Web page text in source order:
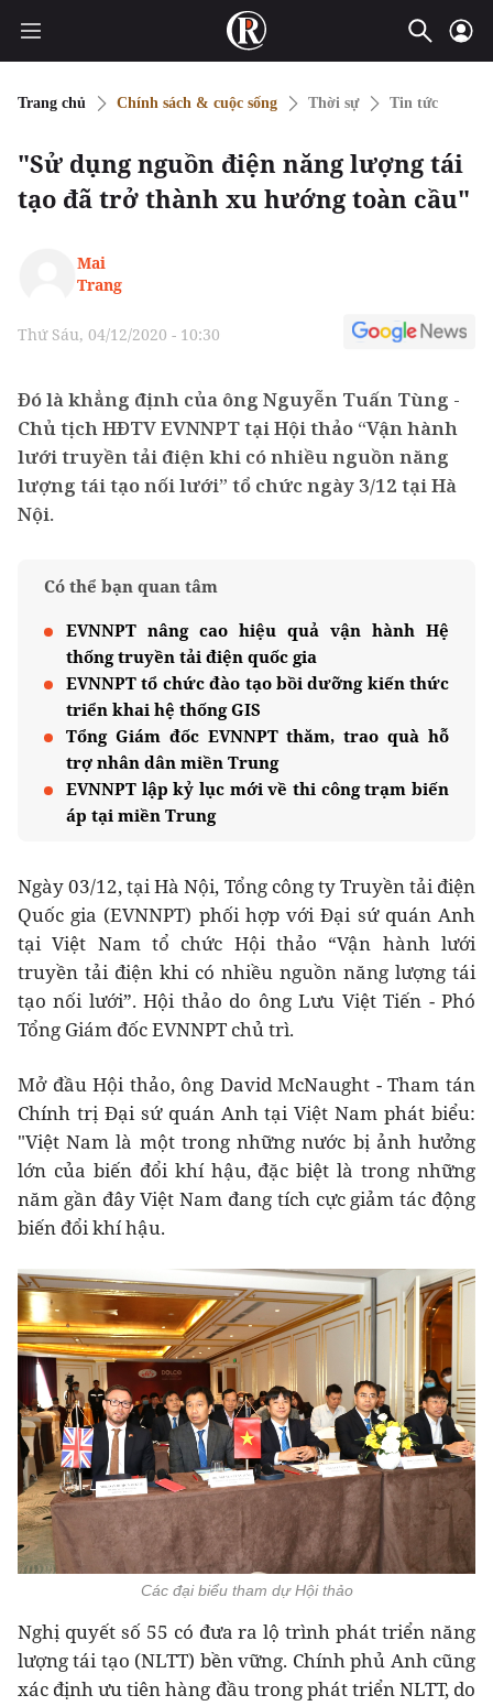
Trang chủ Chính sách & cuộc sống Thời sự Tin tức
"Sử dụng nguồn điện năng lượng tái
tạo đã trở thành xu hướng toàn cầu"
Mai
Trang
Thứ Sáu, 04/12/2020 - 10:30
Đó là khẳng định của ông Nguyễn Tuấn Tùng -
Chủ tịch HĐTV EVNNPT tại Hội thảo “Vận hành
lưới truyền tải điện khi có nhiều nguồn năng
lượng tái tạo nối lưới” tổ chức ngày 3/12 tại Hà
Nội.
Có thể bạn quan tâm
EVNNPT nâng cao hiệu quả vận hành Hệ
thống truyền tải điện quốc gia
EVNNPT tổ chức đào tạo bồi dưỡng kiến thức
triển khai hệ thống GIS
Tổng Giám đốc EVNNPT thăm, trao quà hỗ
trợ nhân dân miền Trung
EVNNPT lập kỷ lục mới về thi công trạm biến
áp tại miền Trung
Ngày 03/12, tại Hà Nội, Tổng công ty Truyền tải điện
Quốc gia (EVNNPT) phối hợp với Đại sứ quán Anh
tại Việt Nam tổ chức Hội thảo “Vận hành lưới
truyền tải điện khi có nhiều nguồn năng lượng tái
tạo nối lưới”. Hội thảo do ông Lưu Việt Tiến - Phó
Tổng Giám đốc EVNNPT chủ trì.
Mở đầu Hội thảo, ông David McNaught - Tham tán
Chính trị Đại sứ quán Anh tại Việt Nam phát biểu:
"Việt Nam là một trong những nước bị ảnh hưởng
lớn của biến đổi khí hậu, đặc biệt là trong những
năm gần đây Việt Nam đang tích cực giảm tác động
biến đổi khí hậu.
Các đại biểu tham dự Hội thảo
Nghị quyết số 55 có đưa ra lộ trình phát triển năng
lượng tái tạo (NLTT) bền vững. Chính phủ Anh cũng
xác định ưu tiên hàng đầu trong phát triển NLTT, do